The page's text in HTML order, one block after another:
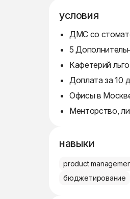
условия
ДМС со
5
Кафетерий
Доплата за 10
Офисы в
Менторство,
навыки
product
бюджетирование